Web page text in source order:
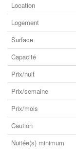
Location
Logement
Surface
Capacité
Prix/nuit
Prix/semaine
Prix/mois
Caution
Nuitée(s) minimum